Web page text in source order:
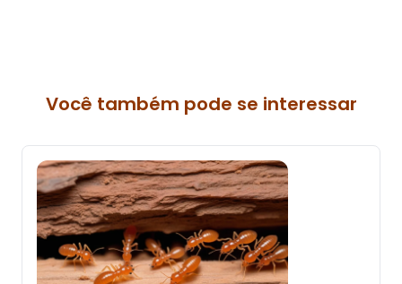
Você também pode se interessar